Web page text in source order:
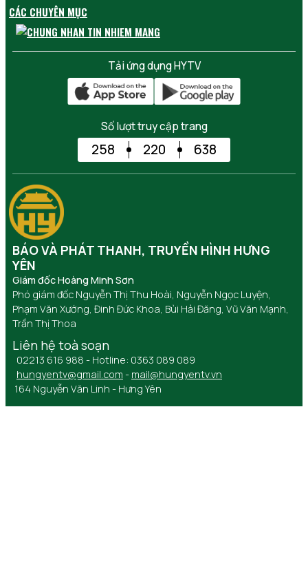
CÁC CHUYÊN MỤC
Tải ứng dụng HYTV
Số lượt truy cập trang
258 220 638
BÁO VÀ PHÁT THANH, TRUYỀN HÌNH HƯNG
YÊN
Giám đốc Hoàng Minh Sơn
Phó giám đốc Nguyễn Thị Thu Hoài, Nguyễn Ngọc Luyện,
Phạm Văn Xướng, Đinh Đức Khoa, Bùi Hải Đăng, Vũ Văn Mạnh,
Trần Thị Thoa
Liên hệ toà soạn
02213 616 988 - Hotline: 0363 089 089
hungyentv@gmail.com - mail@hungyentv.vn
164 Nguyễn Văn Linh - Hưng Yên